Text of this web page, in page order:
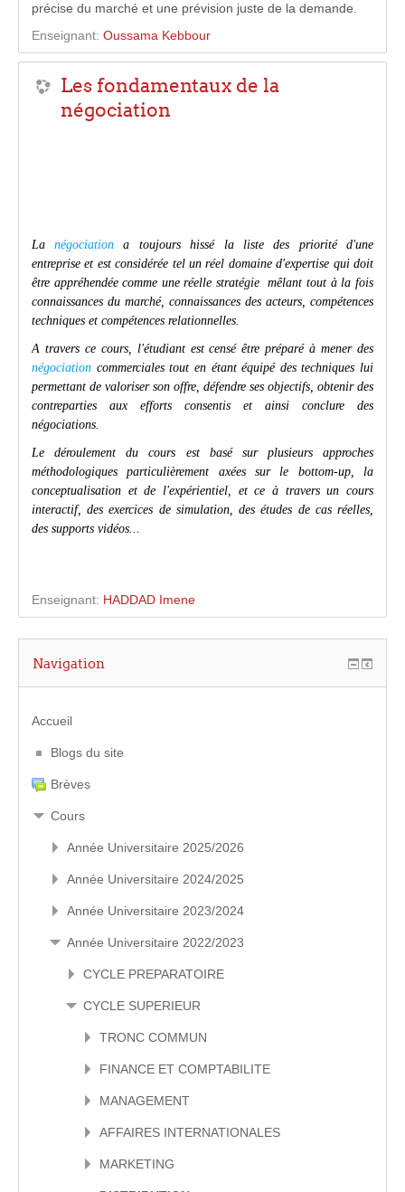
précise du marché et une prévision juste de la demande.
Enseignant: Oussama Kebbour
Les fondamentaux de la
négociation
La négociation a toujours hissé la liste des priorité d'une
entreprise et est considérée tel un réel domaine d'expertise qui doit
être appréhendée comme une réelle stratégie mêlant tout à la fois
connaissances du marché, connaissances des acteurs, compétences
techniques et compétences relationnelles.
A travers ce cours, l'étudiant est censé être préparé à mener des
négociation commerciales tout en étant équipé des techniques lui
permettant de valoriser son offre, défendre ses objectifs, obtenir des
contreparties aux efforts consentis et ainsi conclure des
négociations.
Le déroulement du cours est basé sur plusieurs approches
méthodologiques particulièrement axées sur le bottom-up, la
conceptualisation et de l'expérientiel, et ce à travers un cours
interactif, des exercices de simulation, des études de cas réelles,
des supports vidéos...
Enseignant: HADDAD Imene
Navigation
Accueil
Blogs du site
Brèves
Cours
Année Universitaire 2025/2026
Année Universitaire 2024/2025
Année Universitaire 2023/2024
Année Universitaire 2022/2023
CYCLE PREPARATOIRE
CYCLE SUPERIEUR
TRONC COMMUN
FINANCE ET COMPTABILITE
MANAGEMENT
AFFAIRES INTERNATIONALES
MARKETING